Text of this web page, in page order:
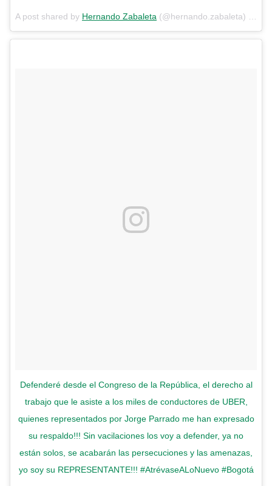
A post shared by Hernando Zabaleta (@hernando.zabaleta) on
Defenderé desde el Congreso de la República, el derecho al
trabajo que le asiste a los miles de conductores de UBER,
quienes representados por Jorge Parrado me han expresado
su respaldo!!! Sin vacilaciones los voy a defender, ya no
están solos, se acabarán las persecuciones y las amenazas,
yo soy su REPRESENTANTE!!! #AtrévaseALoNuevo #Bogotá